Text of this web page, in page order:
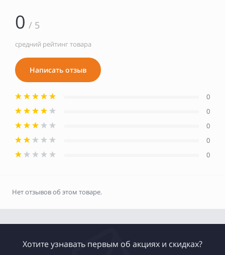
0 / 5
средний рейтинг товара
Написать отзыв
0
0
0
0
0
Нет отзывов об этом товаре.
Хотите узнавать первым об акциях и скидках?